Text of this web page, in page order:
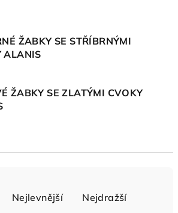
ŽABKY SE STŘÍBRNÝMI
ALANIS
ŽABKY SE ZLATÝMI CVOKY
Nejlevnější Nejdražší